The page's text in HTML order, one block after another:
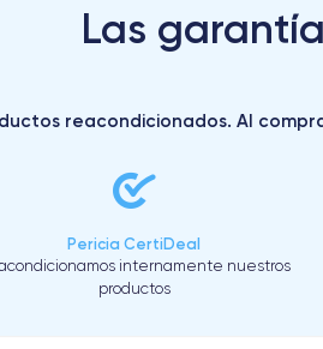
Las
reacondicionados. Al
Pericia CertiDeal
internamente nuestros
productos